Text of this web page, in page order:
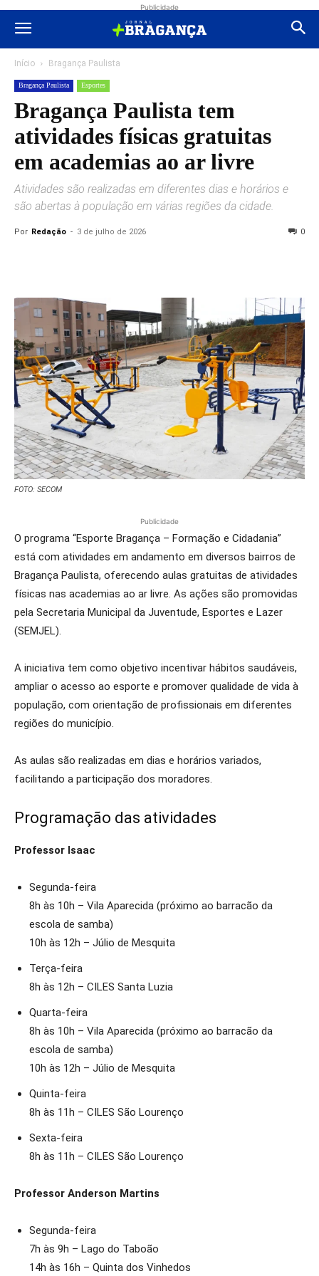
Publicidade
Início Bragança Paulista
Bragança Paulista Esportes
Bragança Paulista tem
atividades físicas gratuitas
em academias ao ar livre
Atividades são realizadas em diferentes dias e horários e
são abertas à população em várias regiões da cidade.
Por Redação - 3 de julho de 2026 0
FOTO: SECOM
Publicidade
O programa “Esporte Bragança – Formação e Cidadania”
está com atividades em andamento em diversos bairros de
Bragança Paulista, oferecendo aulas gratuitas de atividades
físicas nas academias ao ar livre. As ações são promovidas
pela Secretaria Municipal da Juventude, Esportes e Lazer
(SEMJEL).
A iniciativa tem como objetivo incentivar hábitos saudáveis,
ampliar o acesso ao esporte e promover qualidade de vida à
população, com orientação de profissionais em diferentes
regiões do município.
As aulas são realizadas em dias e horários variados,
facilitando a participação dos moradores.
Programação das atividades
Professor Isaac
Segunda-feira
8h às 10h – Vila Aparecida (próximo ao barracão da
escola de samba)
10h às 12h – Júlio de Mesquita
Terça-feira
8h às 12h – CILES Santa Luzia
Quarta-feira
8h às 10h – Vila Aparecida (próximo ao barracão da
escola de samba)
10h às 12h – Júlio de Mesquita
Quinta-feira
8h às 11h – CILES São Lourenço
Sexta-feira
8h às 11h – CILES São Lourenço
Professor Anderson Martins
Segunda-feira
7h às 9h – Lago do Taboão
14h às 16h – Quinta dos Vinhedos